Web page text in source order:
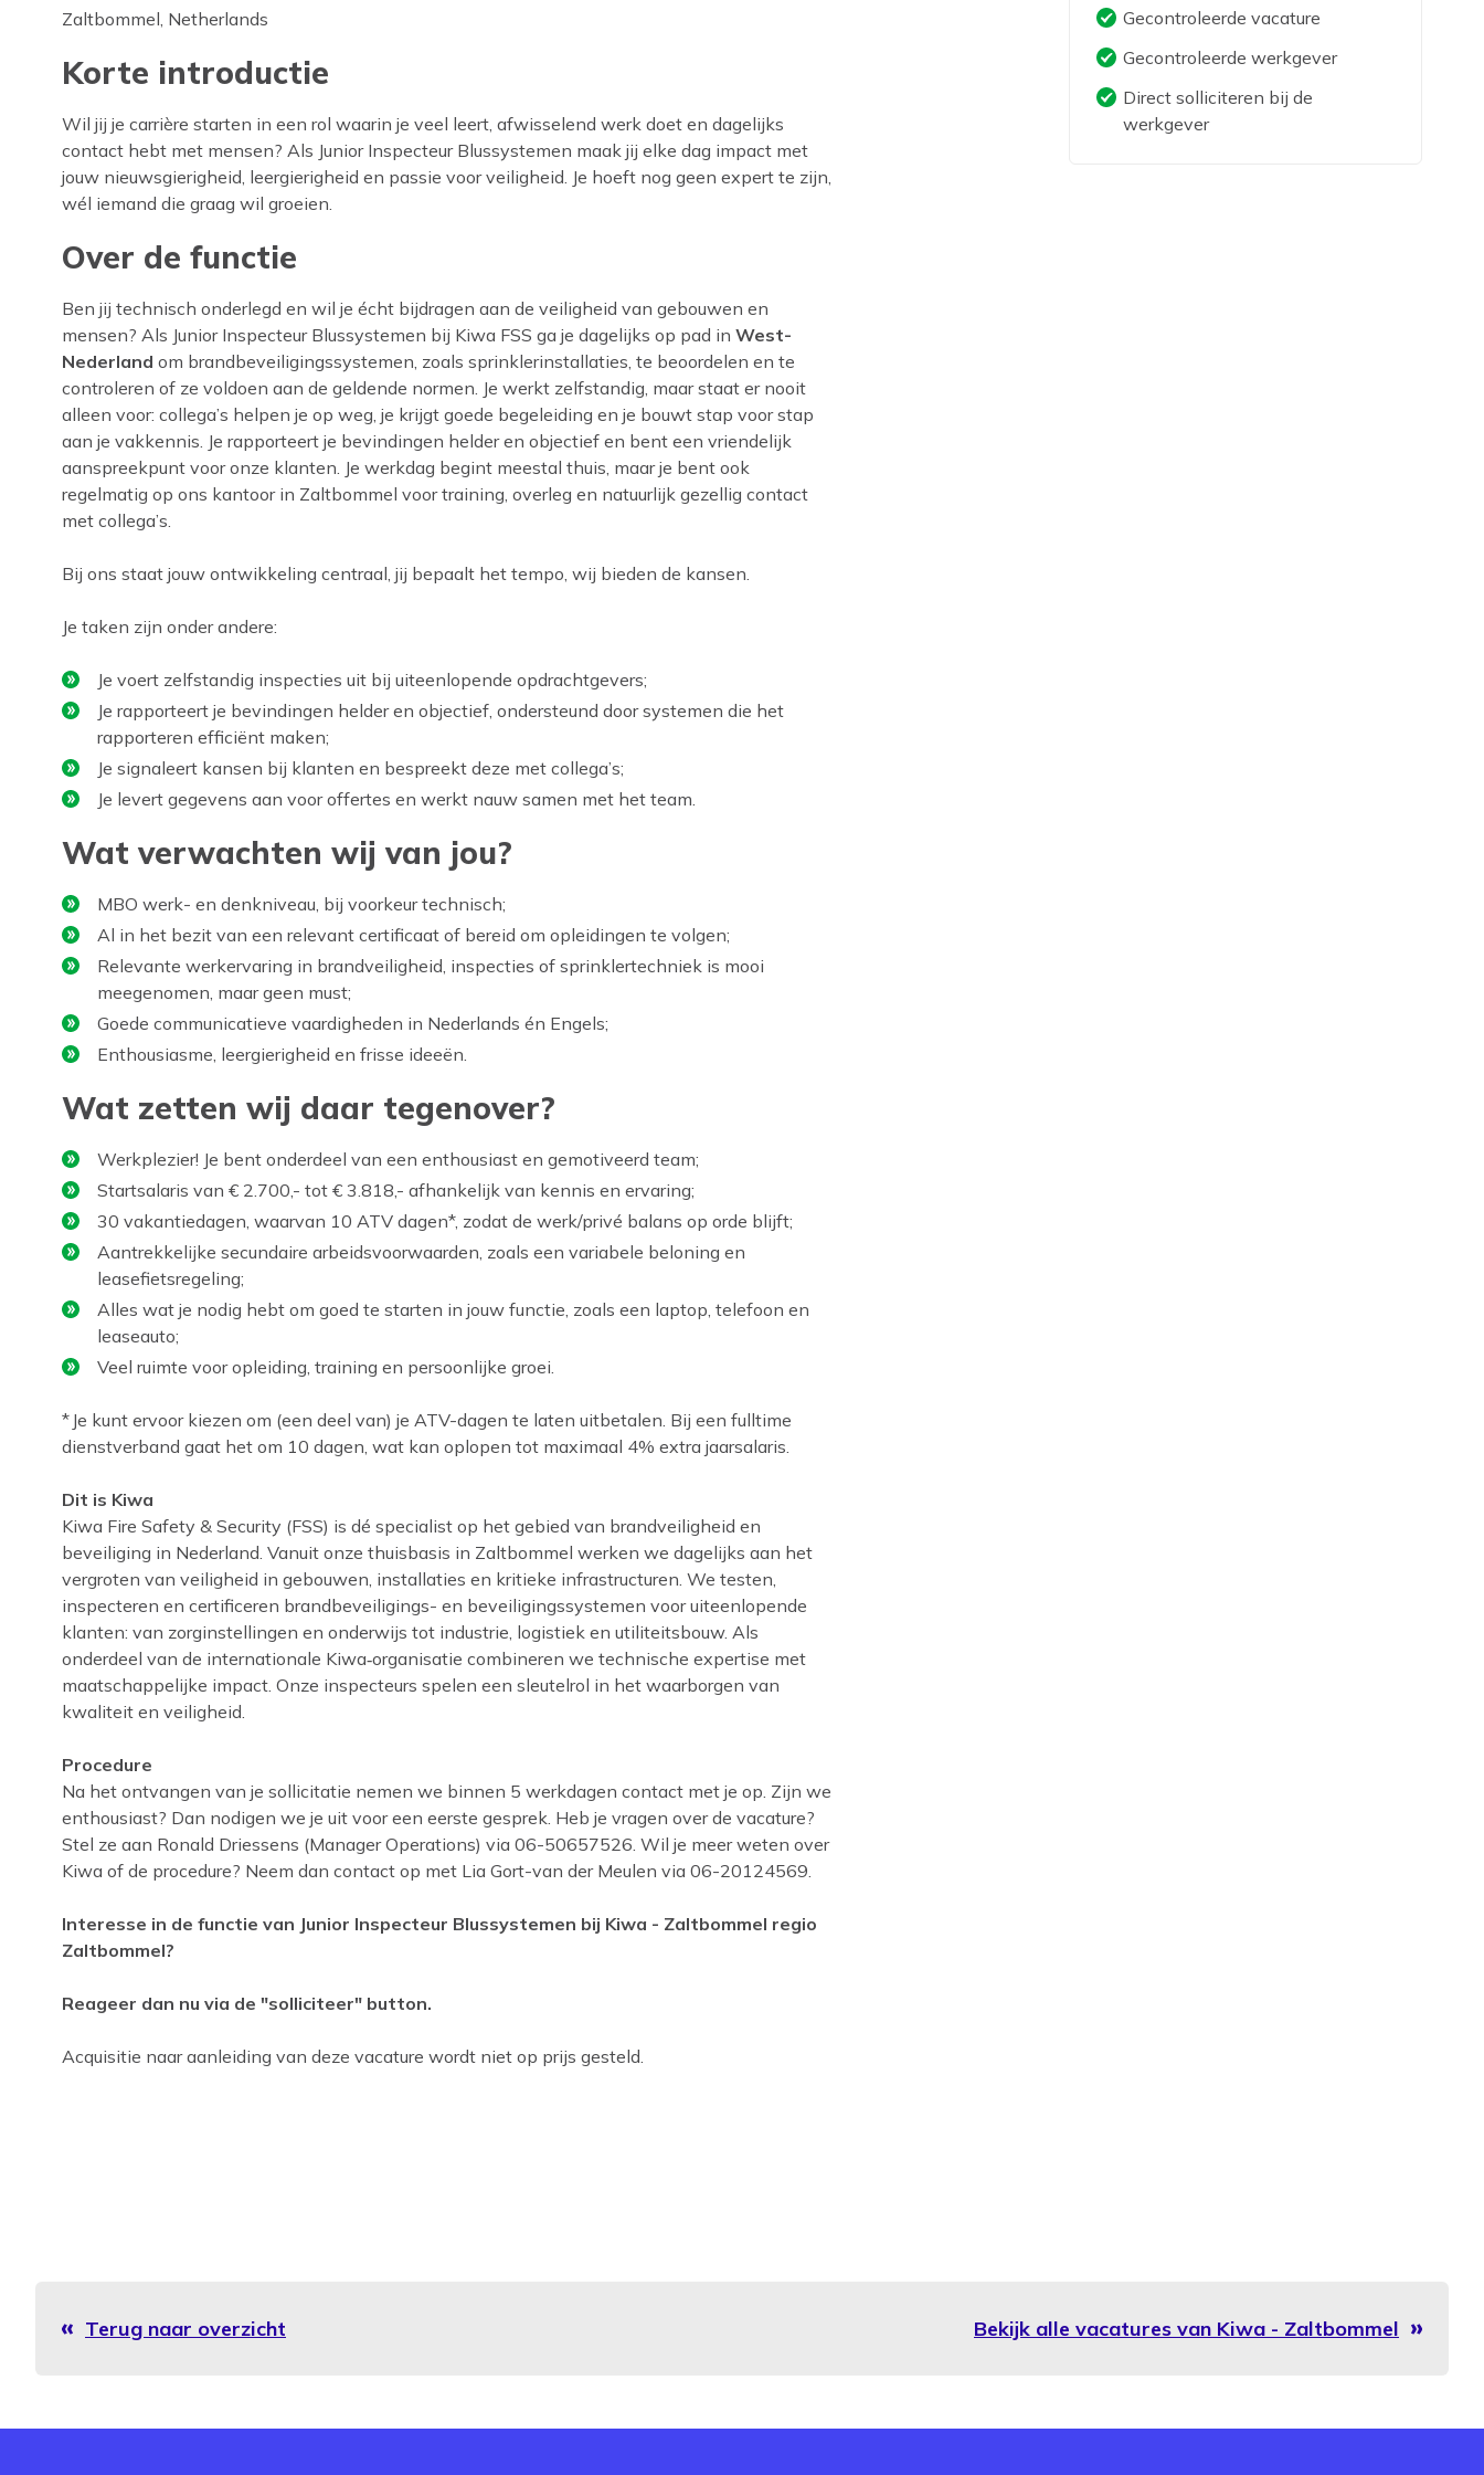
Zaltbommel, Netherlands
Korte introductie
Wil jij je carrière starten in een rol waarin je veel leert, afwisselend werk doet en dagelijks
contact hebt met mensen? Als Junior Inspecteur Blussystemen maak jij elke dag impact met
jouw nieuwsgierigheid, leergierigheid en passie voor veiligheid. Je hoeft nog geen expert te zijn,
wél iemand die graag wil groeien.
Over de functie
Ben jij technisch onderlegd en wil je écht bijdragen aan de veiligheid van gebouwen en
mensen? Als Junior Inspecteur Blussystemen bij Kiwa FSS ga je dagelijks op pad in West-
Nederland om brandbeveiligingssystemen, zoals sprinklerinstallaties, te beoordelen en te
controleren of ze voldoen aan de geldende normen. Je werkt zelfstandig, maar staat er nooit
alleen voor: collega’s helpen je op weg, je krijgt goede begeleiding en je bouwt stap voor stap
aan je vakkennis. Je rapporteert je bevindingen helder en objectief en bent een vriendelijk
aanspreekpunt voor onze klanten. Je werkdag begint meestal thuis, maar je bent ook
regelmatig op ons kantoor in Zaltbommel voor training, overleg en natuurlijk gezellig contact
met collega’s.
Bij ons staat jouw ontwikkeling centraal, jij bepaalt het tempo, wij bieden de kansen.
Je taken zijn onder andere:
Je voert zelfstandig inspecties uit bij uiteenlopende opdrachtgevers;
Je rapporteert je bevindingen helder en objectief, ondersteund door systemen die het
rapporteren efficiënt maken;
Je signaleert kansen bij klanten en bespreekt deze met collega’s;
Je levert gegevens aan voor offertes en werkt nauw samen met het team.
Wat verwachten wij van jou?
MBO werk- en denkniveau, bij voorkeur technisch;
Al in het bezit van een relevant certificaat of bereid om opleidingen te volgen;
Relevante werkervaring in brandveiligheid, inspecties of sprinklertechniek is mooi
meegenomen, maar geen must;
Goede communicatieve vaardigheden in Nederlands én Engels;
Enthousiasme, leergierigheid en frisse ideeën.
Wat zetten wij daar tegenover?
Werkplezier! Je bent onderdeel van een enthousiast en gemotiveerd team;
Startsalaris van € 2.700,- tot € 3.818,- afhankelijk van kennis en ervaring;
30 vakantiedagen, waarvan 10 ATV dagen*, zodat de werk/privé balans op orde blijft;
Aantrekkelijke secundaire arbeidsvoorwaarden, zoals een variabele beloning en
leasefietsregeling;
Alles wat je nodig hebt om goed te starten in jouw functie, zoals een laptop, telefoon en
leaseauto;
Veel ruimte voor opleiding, training en persoonlijke groei.
* Je kunt ervoor kiezen om (een deel van) je ATV-dagen te laten uitbetalen. Bij een fulltime
dienstverband gaat het om 10 dagen, wat kan oplopen tot maximaal 4% extra jaarsalaris.
Dit is Kiwa
Kiwa Fire Safety & Security (FSS) is dé specialist op het gebied van brandveiligheid en
beveiliging in Nederland. Vanuit onze thuisbasis in Zaltbommel werken we dagelijks aan het
vergroten van veiligheid in gebouwen, installaties en kritieke infrastructuren. We testen,
inspecteren en certificeren brandbeveiligings- en beveiligingssystemen voor uiteenlopende
klanten: van zorginstellingen en onderwijs tot industrie, logistiek en utiliteitsbouw. Als
onderdeel van de internationale Kiwa‑organisatie combineren we technische expertise met
maatschappelijke impact. Onze inspecteurs spelen een sleutelrol in het waarborgen van
kwaliteit en veiligheid.
Procedure
Na het ontvangen van je sollicitatie nemen we binnen 5 werkdagen contact met je op. Zijn we
enthousiast? Dan nodigen we je uit voor een eerste gesprek. Heb je vragen over de vacature?
Stel ze aan Ronald Driessens (Manager Operations) via 06-50657526. Wil je meer weten over
Kiwa of de procedure? Neem dan contact op met Lia Gort-van der Meulen via 06-20124569.
Interesse in de functie van Junior Inspecteur Blussystemen bij Kiwa - Zaltbommel regio
Zaltbommel?
Reageer dan nu via de "solliciteer" button.
Acquisitie naar aanleiding van deze vacature wordt niet op prijs gesteld.
Terug naar overzicht Bekijk alle vacatures van Kiwa - Zaltbommel
Gecontroleerde vacature
Gecontroleerde werkgever
Direct solliciteren bij de
werkgever